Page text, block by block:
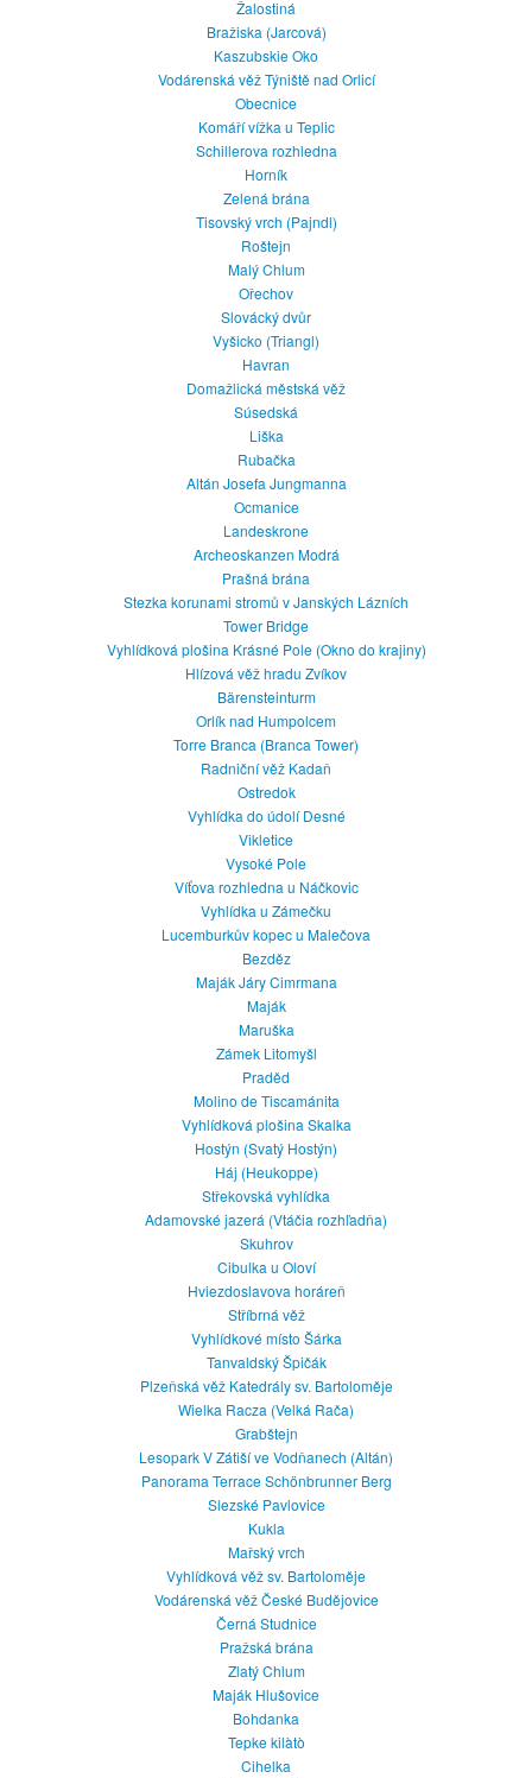
Žalostiná
Bražiska (Jarcová)
Kaszubskie Oko
Vodárenská věž Týniště nad Orlicí
Obecnice
Komáří vížka u Teplic
Schillerova rozhledna
Horník
Zelená brána
Tisovský vrch (Pajndl)
Roštejn
Malý Chlum
Ořechov
Slovácký dvůr
Vyšicko (Triangl)
Havran
Domažlická městská věž
Súsedská
Liška
Rubačka
Altán Josefa Jungmanna
Ocmanice
Landeskrone
Archeoskanzen Modrá
Prašná brána
Stezka korunami stromů v Janských Lázních
Tower Bridge
Vyhlídková plošina Krásné Pole (Okno do krajiny)
Hlízová věž hradu Zvíkov
Bärensteinturm
Orlík nad Humpolcem
Torre Branca (Branca Tower)
Radniční věž Kadaň
Ostredok
Vyhlídka do údolí Desné
Vikletice
Vysoké Pole
Víťova rozhledna u Náčkovic
Vyhlídka u Zámečku
Lucemburkův kopec u Malečova
Bezděz
Maják Járy Cimrmana
Maják
Maruška
Zámek Litomyšl
Praděd
Molino de Tiscamánita
Vyhlídková plošina Skalka
Hostýn (Svatý Hostýn)
Háj (Heukoppe)
Střekovská vyhlídka
Adamovské jazerá (Vtáčia rozhľadňa)
Skuhrov
Cibulka u Oloví
Hviezdoslavova horáreň
Stříbrná věž
Vyhlídkové místo Šárka
Tanvaldský Špičák
Plzeňská věž Katedrály sv. Bartoloměje
Wielka Racza (Velká Rača)
Grabštejn
Lesopark V Zátiší ve Vodňanech (Altán)
Panorama Terrace Schönbrunner Berg
Slezské Pavlovice
Kukla
Mařský vrch
Vyhlídková věž sv. Bartoloměje
Vodárenská věž České Budějovice
Černá Studnice
Pražská brána
Zlatý Chlum
Maják Hlušovice
Bohdanka
Tepke kilàtò
Cihelka